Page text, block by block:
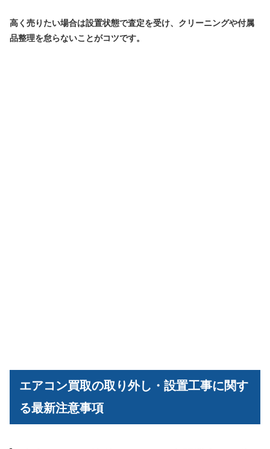
高く売りたい場合は設置状態で査定を受け、クリーニングや付属
品整理を怠らないことがコツです。
エアコン買取の取り外し・設置工事に関す
る最新注意事項